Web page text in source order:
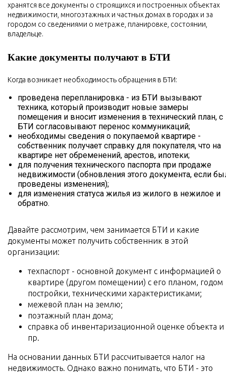
хранятся все документы о строящихся и построенных объектах
недвижимости, многоэтажных и частных домах в городах и за
городом со сведениями о метраже, планировке, состоянии,
владельце.
Какие документы получают в БТИ
Когда возникает необходимость обращения в БТИ:
проведена перепланировка - из БТИ вызывают
техника, который производит новые замеры
помещения и вносит изменения в технический план, с
БТИ согласовывают перенос коммуникаций;
необходимы сведения о покупаемой квартире -
собственник получает справку для покупателя, что на
квартире нет обременений, арестов, ипотеки;
для получения технического паспорта при продаже
недвижимости (обновления этого документа, если
проведены изменения);
для изменения статуса жилья из жилого в нежилое и
обратно.
Давайте рассмотрим, чем занимается БТИ и какие
документы может получить собственник в этой
организации:
техпаспорт - основной документ с информацией о
квартире (другом помещении) с его планом, годом
постройки, техническими характеристиками;
межевой план на землю;
поэтажный план дома;
справка об инвентаризационной оценке объекта и
пр.
На основании данных БТИ рассчитывается налог на
недвижимость. Однако важно понимать, что БТИ - это